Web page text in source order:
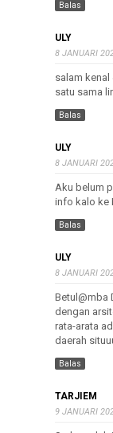
Balas
ULY
8 JANUARI
salam
satu sama
Balas
ULY
8 JANUARI
Aku belum
info kalo ke
Balas
ULY
8 JANUARI
Betul@mba
dengan
rata-arata
daerah
Balas
TARJIEM
9 JANUARI